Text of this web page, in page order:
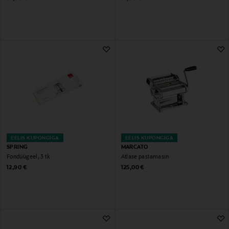
EELIS KUPONGIGA
SPRING
Fondüügeel, 3 tk
Original Price
12,90 €
EELIS KUPONGIGA
MARCATO
Atlase pastamasin
Original Price
125,00 €